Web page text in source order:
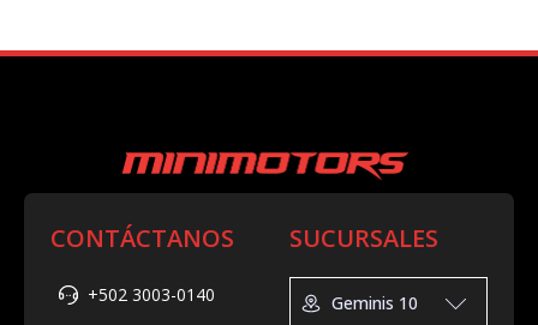
CONTÁCTANOS
+502 3003-0140
SUCURSALES
Geminis 10